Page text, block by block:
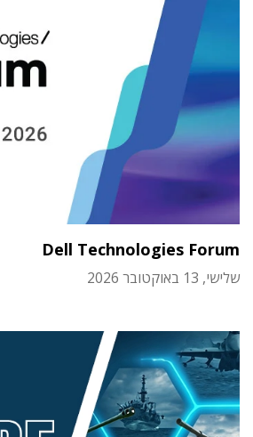
Dell Technologies Forum
שלישי, 13 באוקטובר 2026